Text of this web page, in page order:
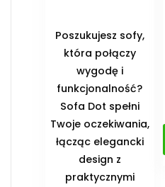
Poszukujesz sofy,
która połączy
wygodę i
funkcjonalność?
Sofa Dot spełni
Twoje oczekiwania,
łącząc elegancki
design z
praktycznymi